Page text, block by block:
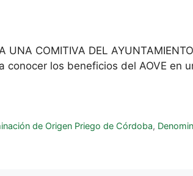
UNA COMITIVA DEL
conocer los beneficios del AOVE en
de Origen Priego de Córdoba,